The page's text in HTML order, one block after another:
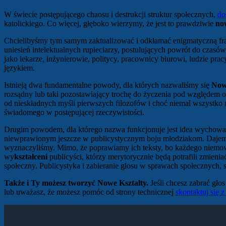
W świecie postępującego chaosu i destrukcji struktur społecznych,
katolickiego. Co więcej, głęboko wierzymy, że jest to prawdziwie
Chcielibyśmy tym samym zaktualizować i odkłamać enigmatyczną
uniesień intelektualnych rupieciarzy, postulujących powrót do
jako lekarze, inżynierowie, politycy, pracownicy biurowi, ludzie
językiem.
Istnieją dwa fundamentalne powody, dla których nazwaliśmy się
rozsądny lub taki pozostawiający trochę do życzenia pod względem
od nieskładnych myśli pierwszych filozofów i choć niemal
świadomego w postępującej rzeczywistości.
Drugim powodem, dla którego nazwa funkcjonuje jest idea
niewprawionym jeszcze w publicystycznym boju młodziakom.
wyznaczyliśmy. Mimo, że poprawiamy ich teksty, bo każdego
wykształceni publicyści, którzy merytorycznie będą potrafili
społeczny. Publicystyka i zabieranie głosu w sprawach
Także i Ty możesz tworzyć Nowe Kształty. Jeśli chcesz zabrać
lub uważasz, że możesz pomóc od strony technicznej skontaktuj się